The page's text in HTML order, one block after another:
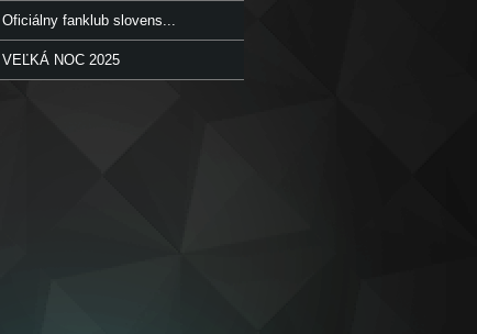
Oficiálny fanklub slovens...
VEĽKÁ NOC 2025